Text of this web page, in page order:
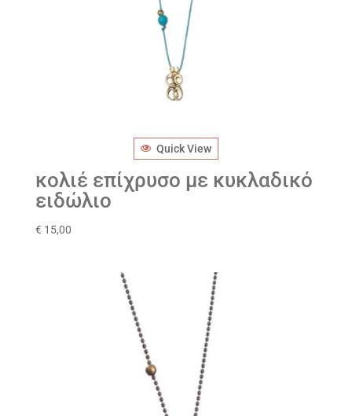
Quick View
κολιέ επίχρυσο με κυκλαδικό
ειδώλιο
€ 15,00